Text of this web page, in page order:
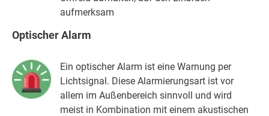
aufmerksam
Optischer Alarm
Ein optischer Alarm ist eine Warnung per
Lichtsignal. Diese Alarmierungsart ist vor
allem im Außenbereich sinnvoll und wird
meist in Kombination mit einem akustischen